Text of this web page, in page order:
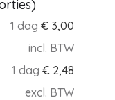
1 dag € 3,00
incl. BTW
1 dag € 2,48
excl. BTW